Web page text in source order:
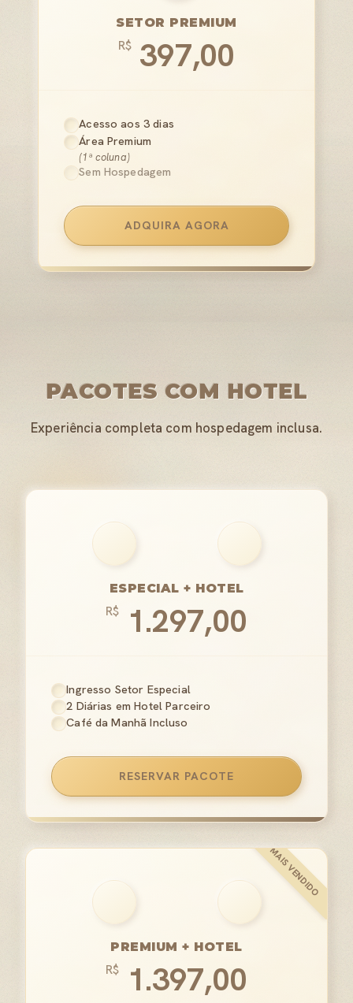
SETOR PREMIUM
R$ 397,00
Acesso aos 3 dias
Área Premium
(1ª coluna)
Sem Hospedagem
ADQUIRA AGORA
PACOTES COM HOTEL
Experiência completa com hospedagem inclusa.
ESPECIAL + HOTEL
R$ 1.297,00
Ingresso Setor Especial
2 Diárias em Hotel Parceiro
Café da Manhã Incluso
RESERVAR PACOTE
PREMIUM + HOTEL
R$ 1.397,00